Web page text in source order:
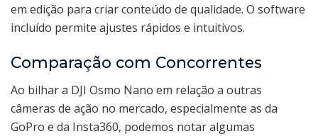
em edição para criar conteúdo de qualidade. O software
incluído permite ajustes rápidos e intuitivos.
Comparação com Concorrentes
Ao bilhar a DJI Osmo Nano em relação a outras
câmeras de ação no mercado, especialmente as da
GoPro e da Insta360, podemos notar algumas